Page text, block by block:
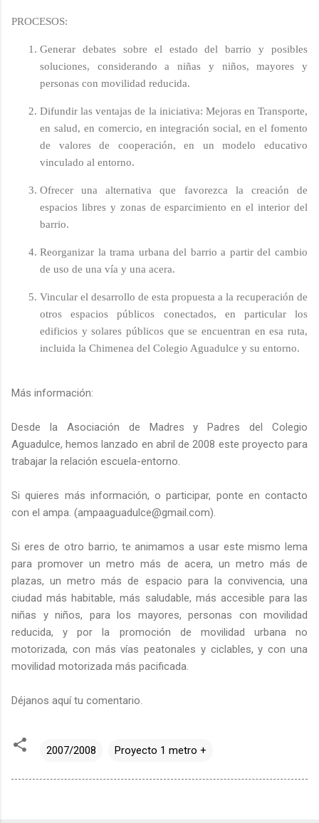
PROCESOS:
Generar debates sobre el estado del barrio y posibles
soluciones, considerando a niñas y niños, mayores y
personas con movilidad reducida.
Difundir las ventajas de la iniciativa: Mejoras en Transporte,
en salud, en comercio, en integración social, en el fomento
de valores de cooperación, en un modelo educativo
vinculado al entorno.
Ofrecer una alternativa que favorezca la creación de
espacios libres y zonas de esparcimiento en el interior del
barrio.
Reorganizar la trama urbana del barrio a partir del cambio
de uso de una vía y una acera.
Vincular el desarrollo de esta propuesta a la recuperación de
otros espacios públicos conectados, en particular los
edificios y solares públicos que se encuentran en esa ruta,
incluida la Chimenea del Colegio Aguadulce y su entorno.
Más información:
Desde la Asociación de Madres y Padres del Colegio
Aguadulce, hemos lanzado en abril de 2008 este proyecto para
trabajar la relación escuela-entorno.
Si quieres más información, o participar, ponte en contacto
con el ampa. (ampaaguadulce@gmail.com).
Si eres de otro barrio, te animamos a usar este mismo lema
para promover un metro más de acera, un metro más de
plazas, un metro más de espacio para la convivencia, una
ciudad más habitable, más saludable, más accesible para las
niñas y niños, para los mayores, personas con movilidad
reducida, y por la promoción de movilidad urbana no
motorizada, con más vías peatonales y ciclables, y con una
movilidad motorizada más pacificada.
Déjanos aquí tu comentario.
2007/2008 Proyecto 1 metro +